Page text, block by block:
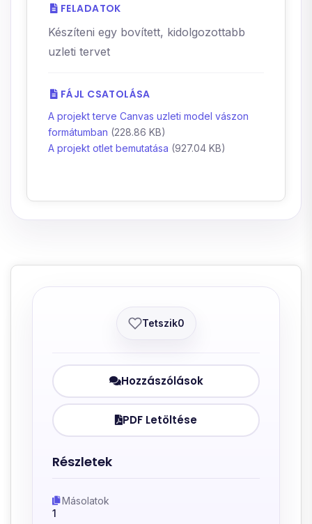
FELADATOK
Készíteni egy bovített, kidolgozottabb
uzleti tervet
FÁJL CSATOLÁSA
A projekt terve Canvas uzleti model vászon
formátumban (228.86 KB)
A projekt otlet bemutatása (927.04 KB)
Tetszik0
Hozzászólások
PDF Letöltése
Részletek
Másolatok
1